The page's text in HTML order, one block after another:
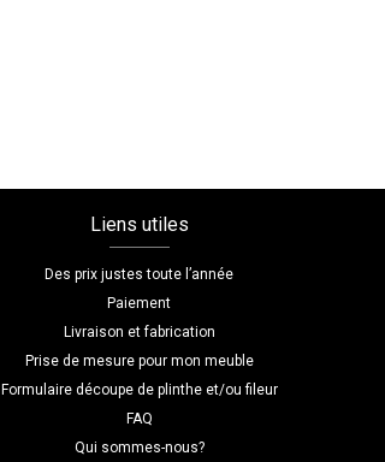
H=220
P=45Liens utiles
Des prix justes toute l’année
Paiement
Livraison et fabrication
Prise de mesure pour mon meuble
Formulaire découpe de plinthe et/ou fileur
FAQ
Qui sommes-nous?